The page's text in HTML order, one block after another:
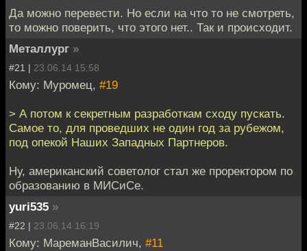
Да можно перевести. Но если на что то не смотреть,
то можно поверить, что этого нет.. Так и происходит.
Металлург »
#21 | 23.06.14 15:58
Кому: Муромец, #19
> А потом к секретным разработкам сходу пускать.
Самое то, для проведших не один год за рубежом,
под опекой Наших Западных Партнеров.
Ну, американский советолог стал же проректором по
образованию в МИСиСе.
yuri535 »
#22 | 23.06.14 16:19
Кому: МареманВасилич, #11